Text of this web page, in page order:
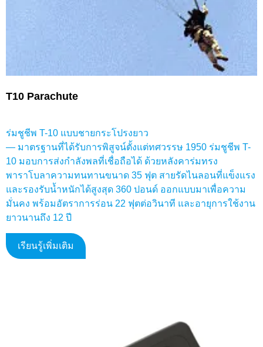
T10 Parachute
ร่มชูชีพ T-10 แบบชายกระโปรงยาว
— มาตรฐานที่ได้รับการพิสูจน์ตั้งแต่ทศวรรษ 1950 ร่มชูชีพ T-
10 มอบการส่งกำลังพลที่เชื่อถือได้ ด้วยหลังคาร่มทรง
พาราโบลาความทนทานขนาด 35 ฟุต สายรัดไนลอนที่แข็งแรง
และรองรับน้ำหนักได้สูงสุด 360 ปอนด์ ออกแบบมาเพื่อความ
มั่นคง พร้อมอัตราการร่อน 22 ฟุตต่อวินาที และอายุการใช้งาน
ยาวนานถึง 12 ปี
เรียนรู้เพิ่มเติม